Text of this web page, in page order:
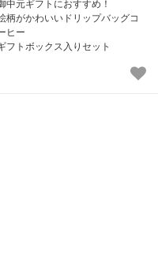
中元ギフトにおすすめ！
柄がかわいいドリップバッグコ
ヒー
フトボックス入りセット